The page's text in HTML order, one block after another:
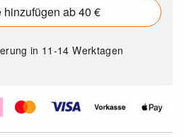
hinzufügen ab 40 €
in 11-14 Werktagen